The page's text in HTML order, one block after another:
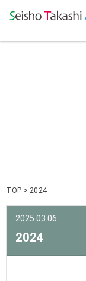
TOP > 2024
2025.03.06
2024